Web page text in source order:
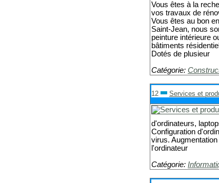
Vous êtes à la
vos travaux de
Vous êtes au bon
Saint-Jean, nous
peinture intérieure
bâtiments
Dotés de plusieur
Catégorie:
12 Services et
d'ordinateurs,
Configuration
virus.
l'ordinateur
Catégorie: